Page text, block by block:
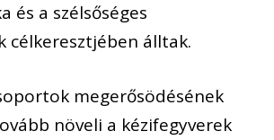
és a szélsőséges
célkeresztjében álltak.
megerősödésének
növeli a kézifegyverek